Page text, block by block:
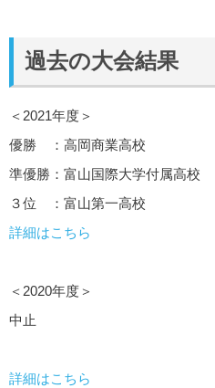
過去の大会結果
＜2021年度＞
優勝 ：高岡商業高校
準優勝：富山国際大学付属高校
３位 ：富山第一高校
詳細はこちら
＜2020年度＞
中止
詳細はこちら